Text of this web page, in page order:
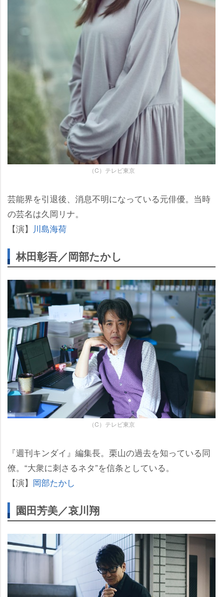
（C）テレビ東京
芸能界を引退後、消息不明になっている元俳優。当時
の芸名は久岡リナ。
【演】 川島海荷
林田彰吾／岡部たかし
（C）テレビ東京
『週刊キンダイ』編集長。栗山の過去を知っている同
僚。“大衆に刺さるネタ”を信条としている。
【演】 岡部たかし
園田芳美／哀川翔